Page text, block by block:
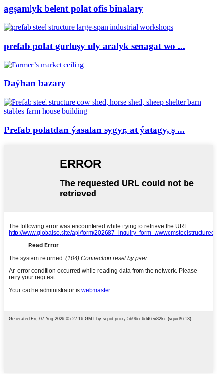
agşamlyk belent polat ofis binalary
prefab polat gurluşy uly aralyk senagat wo ...
Daýhan bazary
Prefab polatdan ýasalan sygyr, at ýatagy, ş ...